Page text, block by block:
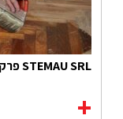
STEMAU SRL פרקטים